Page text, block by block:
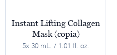
Instant Lifting Collagen
Mask (copia)
5x 30 mL. / 1.01 fl. oz.